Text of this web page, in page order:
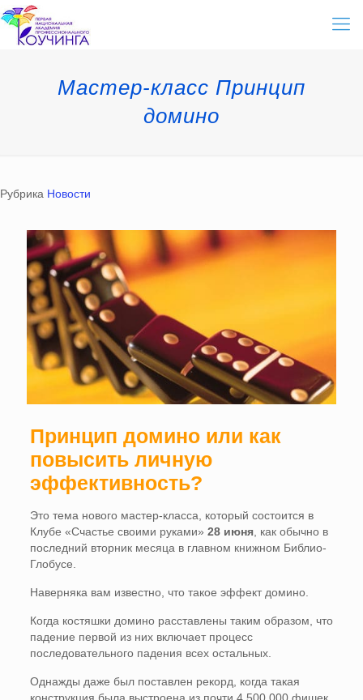
Мастер-класс Принцип
домино
Рубрика Новости
Принцип домино или как
повысить личную
эффективность?
Это тема нового мастер-класса, который состоится в
Клубе «Счастье своими руками» 28 июня, как обычно в
последний вторник месяца в главном книжном Библио-
Глобусе.
Наверняка вам известно, что такое эффект домино.
Когда костяшки домино расставлены таким образом, что
падение первой из них включает процесс
последовательного падения всех остальных.
Однажды даже был поставлен рекорд, когда такая
конструкция была выстроена из почти 4.500 000 фишек